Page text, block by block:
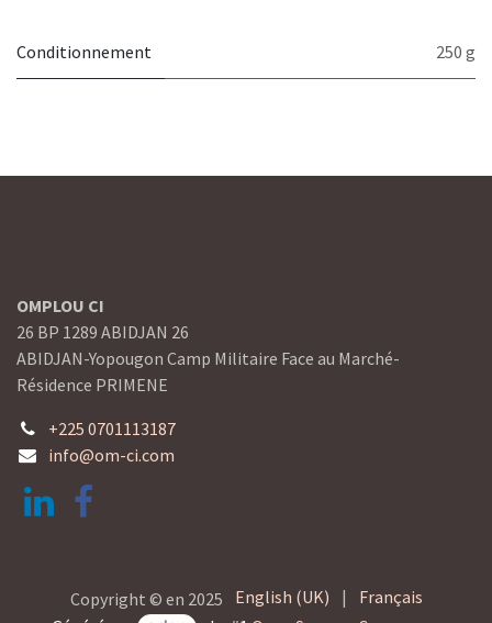
Conditionnement 250 g
OMPLOU CI
26 BP 1289 ABIDJAN 26
ABIDJAN-Yopougon Camp Militaire Face au Marché-
Résidence PRIMENE
+225 0701113187
info@om-ci.com
Copyright © en 2025 English (UK) |
Français